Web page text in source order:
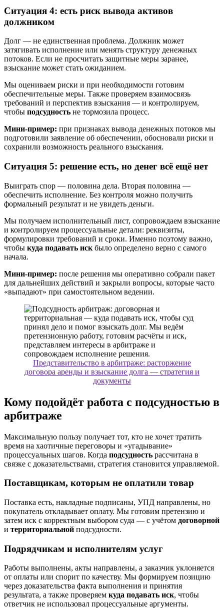
Ситуация 4: есть риск вывода активов
должником
Долг — не единственная проблема. Должник может
затягивать исполнение или менять структуру денежных
потоков. Если не просчитать защитные меры заранее,
взыскание может стать ожиданием.
Мы оцениваем риски и при необходимости готовим
обеспечительные меры. Также проверяем взаимосвязь
требований и перспектив взыскания — и контролируем,
чтобы подсудность не тормозила процесс.
Мини-пример: при признаках вывода денежных потоков мы
подготовили заявление об обеспечении, обосновали риски и
сохранили возможность реального взыскания.
Ситуация 5: решение есть, но денег всё ещё нет
Выиграть спор — половина дела. Вторая половина —
обеспечить исполнение. Без контроля можно получить
формальный результат и не увидеть деньги.
Мы получаем исполнительный лист, сопровождаем взыскание
и контролируем процессуальные детали: реквизиты,
формулировки требований и сроки. Именно поэтому важно,
чтобы куда подавать иск было определено верно с самого
начала.
Мини-пример: после решения мы оперативно собрали пакет
для дальнейших действий и закрыли вопросы, которые часто
«выпадают» при самостоятельном ведении.
Представительство в арбитраже: расторжение
договора аренды и взыскание долга — стратегия и
документы
Кому подойдёт работа с подсудностью в
арбитраже
Максимальную пользу получает тот, кто не хочет тратить
время на хаотичные переговоры и «угадывание»
процессуальных шагов. Когда подсудность рассчитана в
связке с доказательствами, стратегия становится управляемой.
Поставщикам, которым не оплатили товар
Поставка есть, накладные подписаны, УПД направлены, но
покупатель откладывает оплату. Мы готовим претензию и
затем иск с корректным выбором суда — с учётом договорной
и территориальной подсудности.
Подрядчикам и исполнителям услуг
Работы выполнены, акты направлены, а заказчик уклоняется
от оплаты или спорит по качеству. Мы формируем позицию
через доказательства факта выполнения и принятия
результата, а также проверяем куда подавать иск, чтобы
ответчик не использовал процессуальные аргументы.